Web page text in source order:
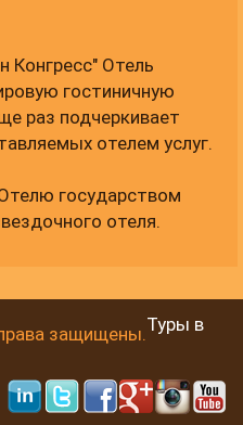
Конгресс" Отель
гостиничную
раз подчеркивает
отелем услуг.
государством
отеля.
защищены.Туры в